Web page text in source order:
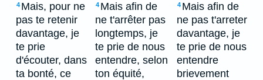
4 Mais, pour ne
pas te retenir
davantage, je
te prie
d'écouter, dans
ta bonté, ce
4 Mais afin de
ne t'arrêter pas
longtemps, je
te prie de nous
entendre, selon
ton équité,
4 Mais afin de
ne pas t'arreter
davantage, je
te prie de nous
entendre
brievement